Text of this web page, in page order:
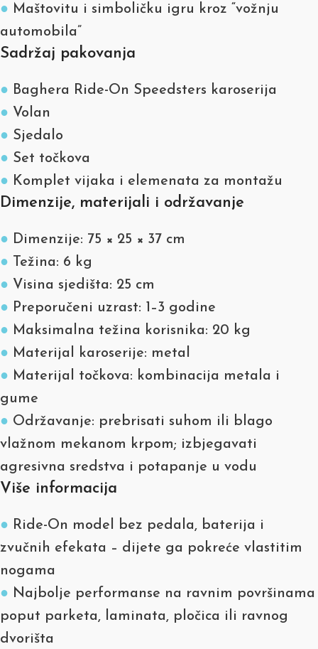
● Maštovitu i simboličku igru kroz “vožnju
automobila”
Sadržaj pakovanja
● Baghera Ride-On Speedsters karoserija
● Volan
● Sjedalo
● Set točkova
● Komplet vijaka i elemenata za montažu
Dimenzije, materijali i održavanje
● Dimenzije: 75 × 25 × 37 cm
● Težina: 6 kg
● Visina sjedišta: 25 cm
● Preporučeni uzrast: 1–3 godine
● Maksimalna težina korisnika: 20 kg
● Materijal karoserije: metal
● Materijal točkova: kombinacija metala i
gume
● Održavanje: prebrisati suhom ili blago
vlažnom mekanom krpom; izbjegavati
agresivna sredstva i potapanje u vodu
Više informacija
● Ride-On model bez pedala, baterija i
zvučnih efekata – dijete ga pokreće vlastitim
nogama
● Najbolje performanse na ravnim površinama
poput parketa, laminata, pločica ili ravnog
dvorišta